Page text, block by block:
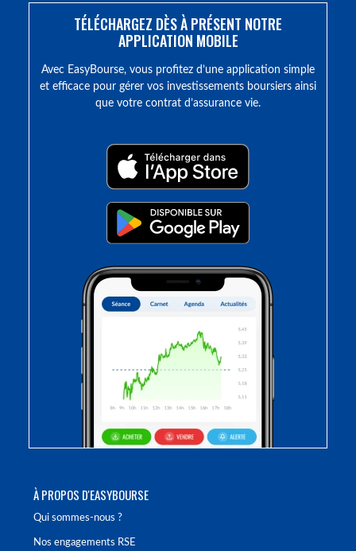
À PROPOS D'EASYBOURSE
Qui sommes-nous ?
Nos engagements RSE
TÉLÉCHARGEZ DÈS À PRÉSENT NOTRE
APPLICATION MOBILE
Avec EasyBourse, vous profitez d’une application simple
et efficace pour gérer vos investissements boursiers ainsi
que votre contrat d’assurance vie.